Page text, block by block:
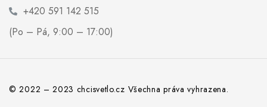
+420 591 142 515
(Po – Pá, 9:00 – 17:00)
© 2022 – 2023 chcisvetlo.cz Všechna práva vyhrazena.